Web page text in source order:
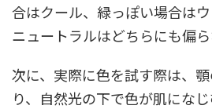
合はクール、緑っぽい場合はウ
ニュートラルはどちらにも偏ら
次に、実際に色を試す際は、
り、自然光の下で色が肌にな